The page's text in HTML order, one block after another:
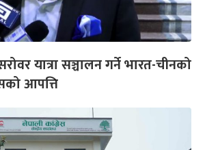
यात्रा सञ्चालन गर्ने भारत-चीनको
आपत्ति